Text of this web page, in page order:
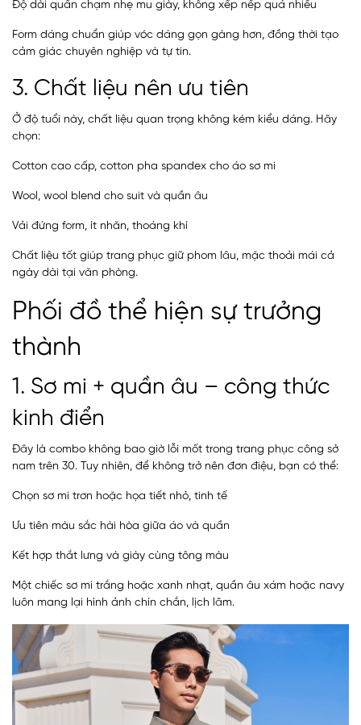
Độ dài quần chạm nhẹ mu giày, không xếp nếp quá nhiều
Form dáng chuẩn giúp vóc dáng gọn gàng hơn, đồng thời tạo
cảm giác chuyên nghiệp và tự tin.
3. Chất liệu nên ưu tiên
Ở độ tuổi này, chất liệu quan trọng không kém kiểu dáng. Hãy
chọn:
Cotton cao cấp, cotton pha spandex cho áo sơ mi
Wool, wool blend cho suit và quần âu
Vải đứng form, ít nhăn, thoáng khí
Chất liệu tốt giúp trang phục giữ phom lâu, mặc thoải mái cả
ngày dài tại văn phòng.
Phối đồ thể hiện sự trưởng
thành
1. Sơ mi + quần âu – công thức
kinh điển
Đây là combo không bao giờ lỗi mốt trong trang phục công sở
nam trên 30. Tuy nhiên, để không trở nên đơn điệu, bạn có thể:
Chọn sơ mi trơn hoặc họa tiết nhỏ, tinh tế
Ưu tiên màu sắc hài hòa giữa áo và quần
Kết hợp thắt lưng và giày cùng tông màu
Một chiếc sơ mi trắng hoặc xanh nhạt, quần âu xám hoặc navy
luôn mang lại hình ảnh chín chắn, lịch lãm.